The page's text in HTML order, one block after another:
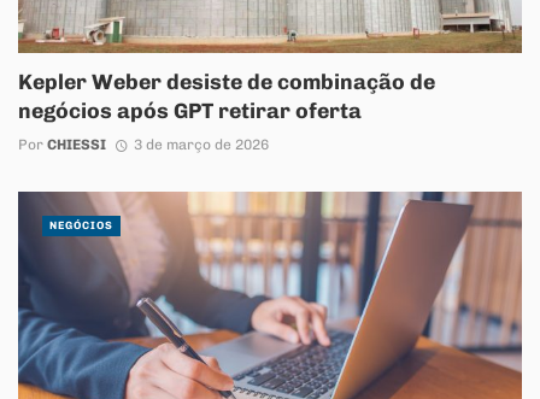
Kepler Weber desiste de combinação de
negócios após GPT retirar oferta
Por CHIESSI 3 de março de 2026
NEGÓCIOS